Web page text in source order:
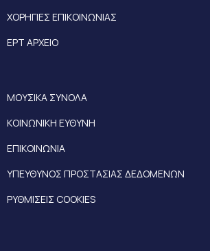
ΧΟΡΗΓΙΕΣ ΕΠΙΚΟΙΝΩΝΙΑΣ
ΕΡΤ ΑΡΧΕΙΟ
ΜΟΥΣΙΚΑ ΣΥΝΟΛΑ
ΚΟΙΝΩΝΙΚΗ ΕΥΘΥΝΗ
ΕΠΙΚΟΙΝΩΝΙΑ
ΥΠΕΥΘΥΝΟΣ ΠΡΟΣΤΑΣΙΑΣ ΔΕΔΟΜΕΝΩΝ
ΡΥΘΜΙΣΕΙΣ COOKIES